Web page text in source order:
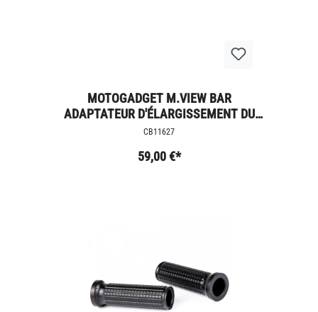
MOTOGADGET M.VIEW BAR
ADAPTATEUR D'ÉLARGISSEMENT DU
GUIDON
CB11627
59,00 €*